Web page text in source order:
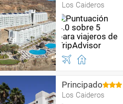
Los Caideros
Principado
Los Caideros